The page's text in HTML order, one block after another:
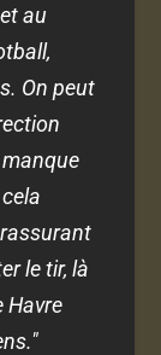
au
On peut
le tir, là
Havre